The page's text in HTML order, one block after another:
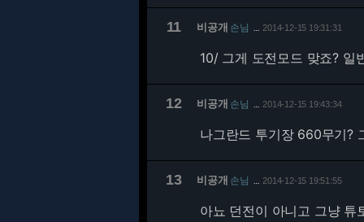
11 비공개 손님 2014-12-15 19:31:31
10/그게 도전모드 맞죠? 일
12 비공개 손님 2014-12-15 19:43:34
나그란드 투기장 660무기?
13 비공개 손님 2014-12-15 19:51:55
아뇨 던전이 아니고 그냥 튜